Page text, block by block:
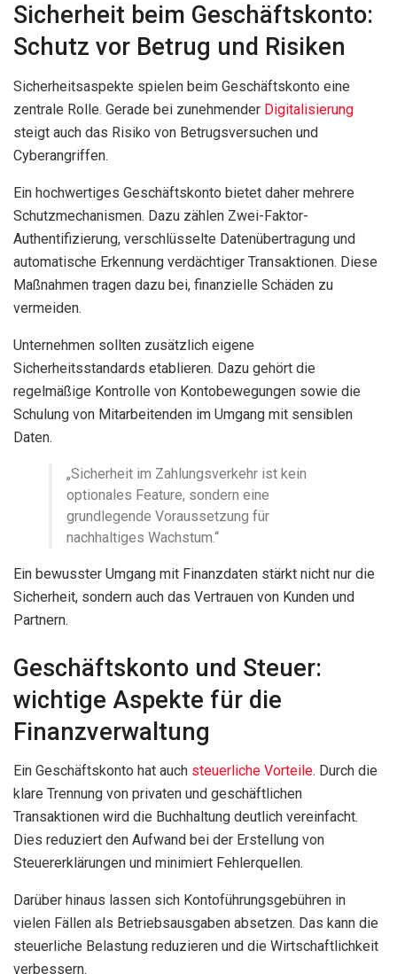
Sicherheit beim Geschäftskonto:
Schutz vor Betrug und Risiken
Sicherheitsaspekte spielen beim Geschäftskonto eine
zentrale Rolle. Gerade bei zunehmender Digitalisierung
steigt auch das Risiko von Betrugsversuchen und
Cyberangriffen.
Ein hochwertiges Geschäftskonto bietet daher mehrere
Schutzmechanismen. Dazu zählen Zwei-Faktor-
Authentifizierung, verschlüsselte Datenübertragung und
automatische Erkennung verdächtiger Transaktionen. Diese
Maßnahmen tragen dazu bei, finanzielle Schäden zu
vermeiden.
Unternehmen sollten zusätzlich eigene
Sicherheitsstandards etablieren. Dazu gehört die
regelmäßige Kontrolle von Kontobewegungen sowie die
Schulung von Mitarbeitenden im Umgang mit sensiblen
Daten.
„Sicherheit im Zahlungsverkehr ist kein
optionales Feature, sondern eine
grundlegende Voraussetzung für
nachhaltiges Wachstum.“
Ein bewusster Umgang mit Finanzdaten stärkt nicht nur die
Sicherheit, sondern auch das Vertrauen von Kunden und
Partnern.
Geschäftskonto und Steuer:
wichtige Aspekte für die
Finanzverwaltung
Ein Geschäftskonto hat auch steuerliche Vorteile. Durch die
klare Trennung von privaten und geschäftlichen
Transaktionen wird die Buchhaltung deutlich vereinfacht.
Dies reduziert den Aufwand bei der Erstellung von
Steuererklärungen und minimiert Fehlerquellen.
Darüber hinaus lassen sich Kontoführungsgebühren in
vielen Fällen als Betriebsausgaben absetzen. Das kann die
steuerliche Belastung reduzieren und die Wirtschaftlichkeit
verbessern.